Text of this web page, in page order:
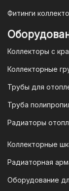
Фитинги
Коллекторы с
Коллекторные
Трубы для
Труба
Радиаторы
Коллекторные
Радиаторная
Оборудование